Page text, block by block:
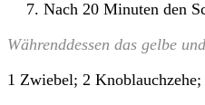
Nach 20 Minuten den
Währenddessen das gelbe
1 Zwiebel; 2